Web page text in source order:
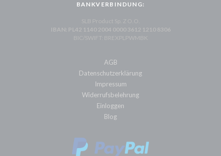
BANKVERBINDUNG:
SLB Product Sp. Z O.O.
IBAN: PL42 1140 2004 0000 3612 1210 8306
BIC/SWIFT: BREXPLPWMBK
AGB
Datenschutzerklärung
Impressum
Widerrufsbelehrung
Einloggen
Blog